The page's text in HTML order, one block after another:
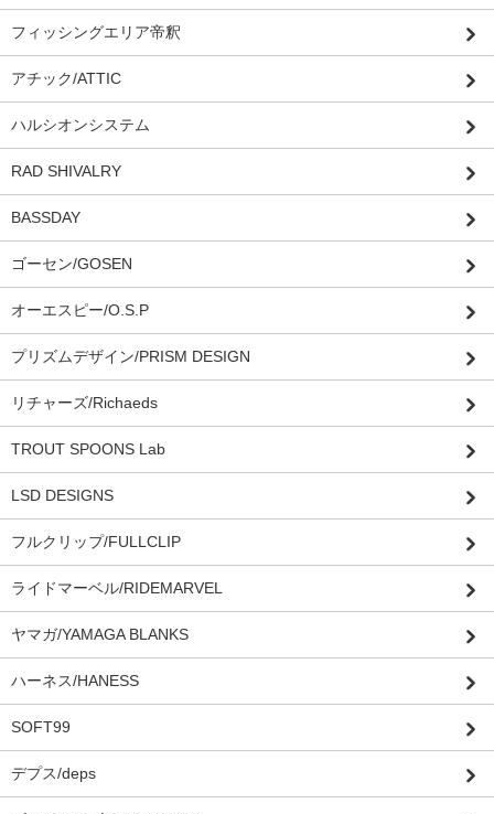
フィッシングエリア帝釈
アチック/ATTIC
ハルシオンシステム
RAD SHIVALRY
BASSDAY
ゴーセン/GOSEN
オーエスピー/O.S.P
プリズムデザイン/PRISM DESIGN
リチャーズ/Richaeds
TROUT SPOONS Lab
LSD DESIGNS
フルクリップ/FULLCLIP
ライドマーベル/RIDEMARVEL
ヤマガ/YAMAGA BLANKS
ハーネス/HANESS
SOFT99
デプス/deps